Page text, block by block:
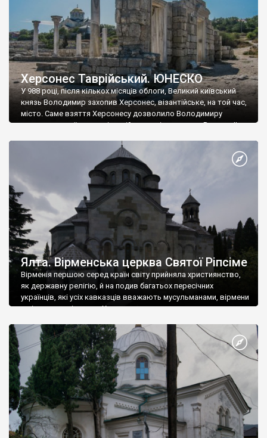
Херсонес Таврійський. ЮНЕСКО
У 988 році, після кількох місяців облоги, Великий київський
князь Володимир захопив Херсонес, візантійське, на той час,
місто. Саме взяття Херсонесу дозволило Володимиру
диктувати свої умови візантійському імператору Василю ІІ, та
Херсонесі Володимир-язичник, став Василем-християнином.
А потім було Хрещення Русі. На честь Херсонесу Таврійського
Ялта. Вірменська церква Святої Ріпсіме
Вірменія першою серед країн світу прийняла християнство,
як державну релігію, й на подив багатьох пересічних
українців, які усіх кавказців вважають мусульманами, вірмени
є відданими вірянами Христа